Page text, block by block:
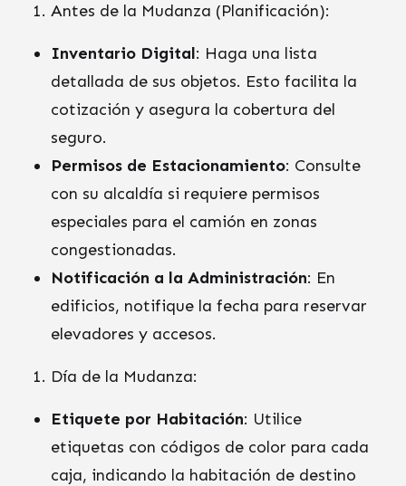
Antes de la Mudanza (Planificación):
Inventario Digital: Haga una lista
detallada de sus objetos. Esto facilita la
cotización y asegura la cobertura del
seguro.
Permisos de Estacionamiento: Consulte
con su alcaldía si requiere permisos
especiales para el camión en zonas
congestionadas.
Notificación a la Administración: En
edificios, notifique la fecha para reservar
elevadores y accesos.
Día de la Mudanza:
Etiquete por Habitación: Utilice
etiquetas con códigos de color para cada
caja, indicando la habitación de destino